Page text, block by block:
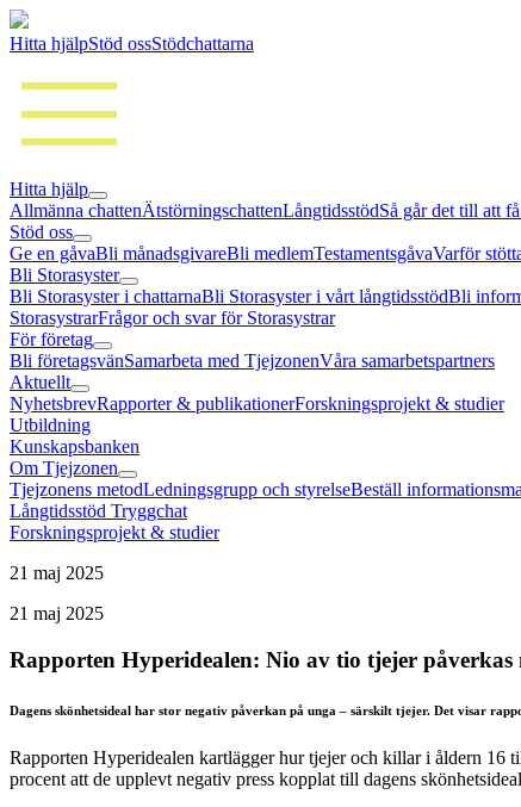
Hitta hjälpStöd ossStödchattarna
Hitta hjälp
Allmänna chattenÄtstörningschattenLångtidsstödSå går det till att
Stöd oss
Ge en gåvaBli månadsgivareBli medlemTestamentsgåvaVarför
Bli Storasyster
Bli Storasyster i chattarnaBli Storasyster i vårt långtidsstödBli
StorasystrarFrågor och svar för Storasystrar
För företag
Bli företagsvänSamarbeta med TjejzonenVåra samarbetspartners
Aktuellt
NyhetsbrevRapporter & publikationerForskningsprojekt & studier
Utbildning
Kunskapsbanken
Om Tjejzonen
Tjejzonens metodLedningsgrupp och styrelseBeställ
Långtidsstöd Tryggchat
Forskningsprojekt & studier
21 ‪maj‬ 2025
21 ‪maj‬ 2025
Rapporten Hyperidealen: Nio av tio tjejer påverkas
Dagens skönhetsideal har stor negativ påverkan på unga – särskilt tjejer. Det visar
Rapporten Hyperidealen kartlägger hur tjejer och killar i åldern 16
procent att de upplevt negativ press kopplat till dagens